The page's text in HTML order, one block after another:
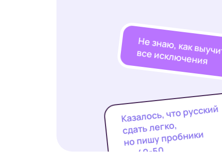
Не знаю, как
все исключения
Казалось, что русский
сдать легко,
но пишу пробники
на 40-50